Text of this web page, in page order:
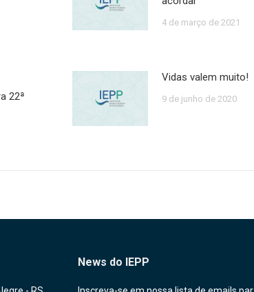
4 de março de 2021
22ª
Vidas valem muito!
9 de junho de 2020
News do IEPP